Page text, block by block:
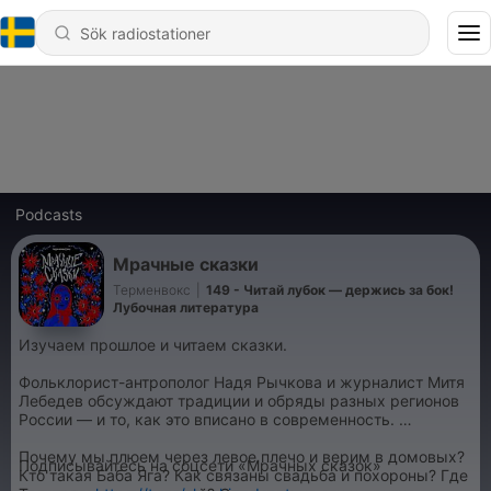
Podcasts
Мрачные сказки
Терменвокс
149 - Читай лубок — держись за бок!
Лубочная литература
Изучаем прошлое и читаем сказки.
Фольклорист-антрополог Надя Рычкова и журналист Митя
Лебедев обсуждают традиции и обряды разных регионов
России — и то, как это вписано в современность.
Почему мы плюем через левое плечо и верим в домовых?
Кто такая Баба Яга? Как связаны свадьба и похороны? Где
Подписывайтесь на соцсети «Мрачных сказок»